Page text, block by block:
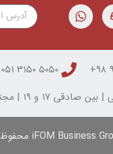
۵۰۵۰ ۳۱۵۰ ۰۵۱
تابان | طبقه دوم | واحد شش